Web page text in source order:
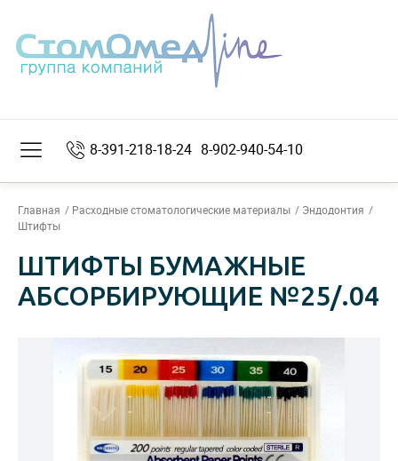
8-391-218-18-24 8-902-940-54-10
Главная Расходные стоматологические материалы
Эндодонтия
Штифты
ШТИФТЫ БУМАЖНЫЕ
АБСОРБИРУЮЩИЕ №25/.04